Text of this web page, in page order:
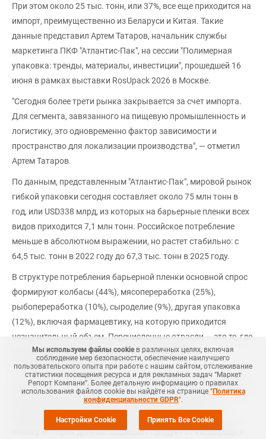
При этом около 25 тыс. тонн, или 37%, все еще приходится на
импорт, преимущественно из Беларуси и Китая. Такие
данные представил Артем Татаров, начальник службы
маркетинга ПКФ "Атлантис-Пак", на сессии "Полимерная
упаковка: тренды, материалы, инвестиции", прошедшей 16
июня в рамках выставки RosUpack 2026 в Москве.
"Сегодня более трети рынка закрывается за счет импорта.
Для сегмента, завязанного на пищевую промышленность и
логистику, это одновременно фактор зависимости и
пространство для локализации производства", — отметил
Артем Татаров.
По данным, представленным "Атлантис-Пак", мировой рынок
гибкой упаковки сегодня составляет около 75 млн тонн в
год, или USD338 млрд, из которых на барьерные пленки всех
видов приходится 7,1 млн тонн. Российское потребление
меньше в абсолютном выражении, но растет стабильно: с
64,5 тыс. тонн в 2022 году до 67,3 тыс. тонн в 2025 году.
В структуре потребления барьерной пленки основной спрос
формируют колбасы (44%), мясопереработка (25%),
рыбопереработка (10%), сыроделие (9%), другая упаковка
(12%), включая фармацевтику, на которую приходится
незначительный объем. Перечисленные отрасли — это те, где
барьерные свойства упаковки имеют прямой
экономический эффект.
"Для крупного производителя каждый дополнительный день
хранения скоропортящегося продукта измеряется в
миллионах рублей, что объясняет устойчивый спрос на
пленку, которая дольше защищает продукт от кислорода и
Мы используем файлы cookie в различных целях, включая
соблюдение мер безопасности, обеспечение наилучшего
пользовательского опыта при работе с нашим сайтом, отслеживание
статистики посещения ресурса и для рекламных задач “Маркет
Репорт Компани”. Более детальную информацию о правилах
использования файлов cookie вы найдёте на странице "Политика
конфиденциальности GDPR".
Настройки Cookie Принять Все Cookie